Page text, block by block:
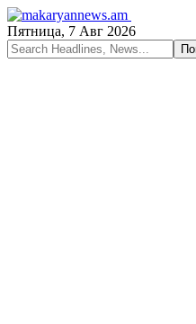
Пятница, 7 Авг 2026